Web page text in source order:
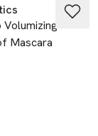
Volumizing
Mascara